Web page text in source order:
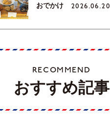
おでかけ 2026.06.20
RECOMMEND
おすすめ記事